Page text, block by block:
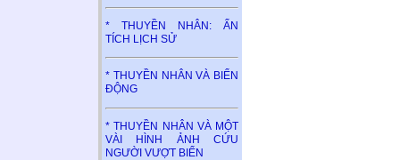
* THUYỀN NHÂN: ẤN
TÍCH LỊCH SỬ
* THUYỀN NHÂN VÀ BIỂN
ĐỘNG
* THUYỀN NHÂN VÀ MỘT
VÀI HÌNH ẢNH CỨU
NGƯỜI VƯỢT BIỂN